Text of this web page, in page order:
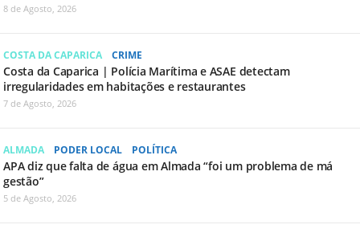
8 de Agosto, 2026
COSTA DA CAPARICA CRIME
Costa da Caparica | Polícia Marítima e ASAE detectam
irregularidades em habitações e restaurantes
7 de Agosto, 2026
ALMADA PODER LOCAL POLÍTICA
APA diz que falta de água em Almada “foi um problema de má
gestão”
5 de Agosto, 2026